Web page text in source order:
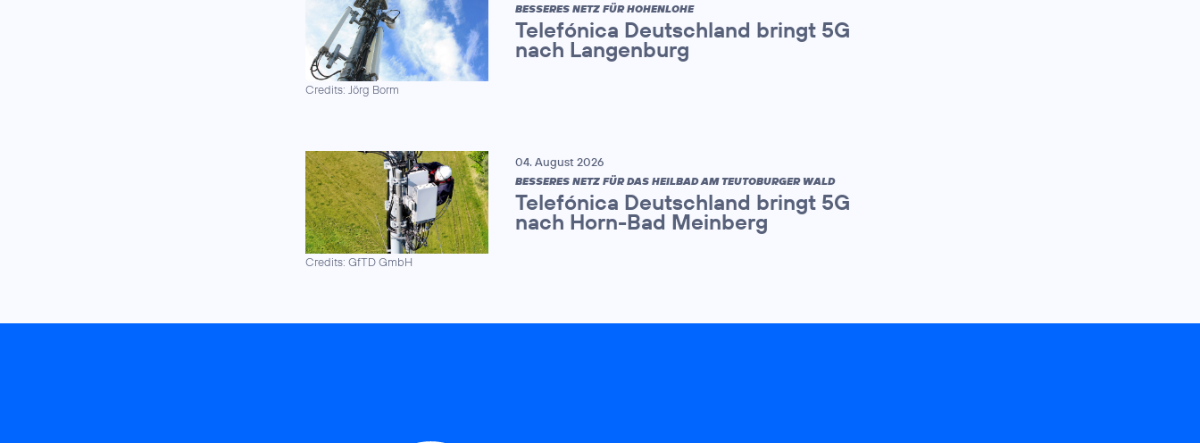
Credits: Jörg Borm
BESSERES NETZ FÜR HOHENLOHE
Telefónica Deutschland bringt 5G
nach Langenburg
Credits: GfTD GmbH
04. August 2026
BESSERES NETZ FÜR DAS HEILBAD AM TEUTOBURGER WALD
Telefónica Deutschland bringt 5G
nach Horn-Bad Meinberg